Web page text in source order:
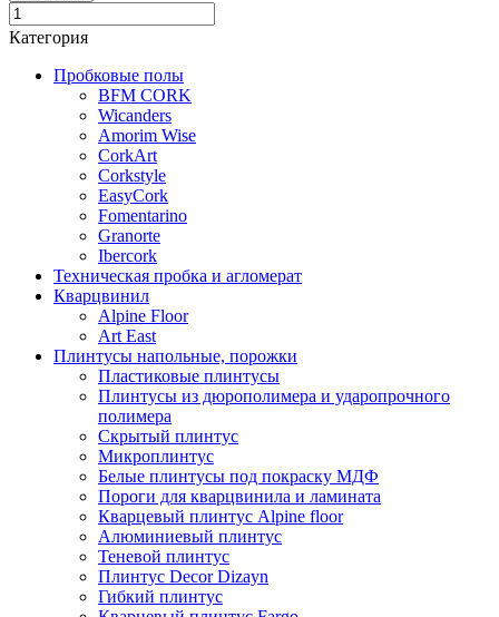
Категория
Пробковые полы
BFM CORK
Wicanders
Amorim Wise
CorkArt
Corkstyle
EasyCork
Fomentarino
Granorte
Ibercork
Техническая пробка и агломерат
Кварцвинил
Alpine Floor
Art East
Плинтусы напольные, порожки
Пластиковые плинтусы
Плинтусы из дюрополимера и ударопрочного
полимера
Скрытый плинтус
Микроплинтус
Белые плинтусы под покраску МДФ
Пороги для кварцвинила и ламината
Кварцевый плинтус Alpine floor
Алюминиевый плинтус
Теневой плинтус
Плинтус Decor Dizayn
Гибкий плинтус